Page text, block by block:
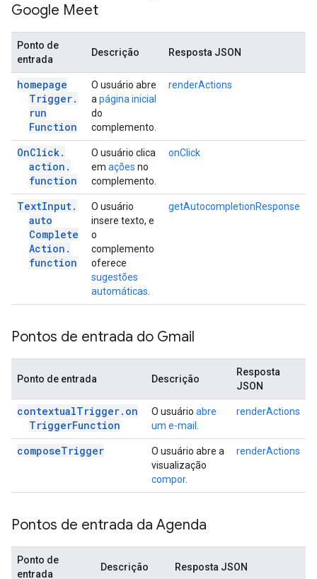
Google Meet
Ponto de
entrada
Descrição Resposta JSON
homepage
Trigger.
run
Function
O usuário abre
a página inicial
do
complemento.
renderActions
OnClick.
action .
function
O usuário clica
em ações no
complemento.
onClick
TextInput.
auto
Complete
Action .
function
O usuário
insere texto, e
o
complemento
oferece
sugestões
automáticas
getAutocompletionResponse
Pontos de entrada do Gmail
Ponto de entrada Descrição
Resposta
JSON
contextualTrigger. on
TriggerFunction
O usuário abre
um e-mail
renderActions
composeTrigger
O usuário abre a
visualização
compor.
renderActions
Pontos de entrada da Agenda
Ponto de
entrada
Descrição Resposta JSON